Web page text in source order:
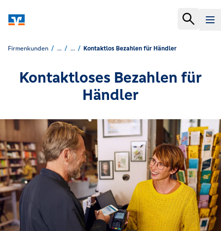
Firmenkunden ... ... Kontaktlos Bezahlen für Händler
Kontaktloses Bezahlen für
Händler